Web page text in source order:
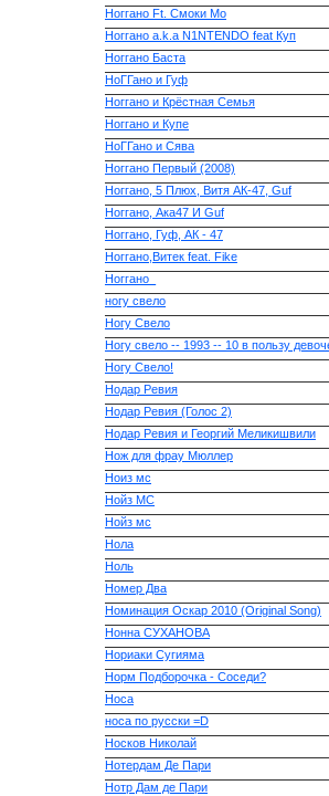
Ноггано Ft. Смоки Мо
Ноггано а.k.a N1NTENDO feat Куп
Ноггано Баста
НоГГано и Гуф
Ноггано и Крёстная Семья
Ноггано и Купе
НоГГано и Сява
Ноггано Первый (2008)
Ноггано, 5 Плюх, Витя АК-47, Guf
Ноггано, Ака47 И Guf
Ноггано, Гуф, АК - 47
Ноггано,Витек feat. Fike
Ноггано_
ногу свело
Ногу Свело
Ногу свело -- 1993 -- 10 в пользу
Ногу Свело!
Нодар Ревия
Нодар Ревия (Голос 2)
Нодар Ревия и Георгий Меликишвили
Нож для фрау Мюллер
Ноиз мс
Нойз МС
Нойз мс
Нола
Ноль
Номер Два
Номинация Оскар 2010 (Original Song)
Нонна СУХАНОВА
Нориаки Сугияма
Норм Подборочка - Соседи?
Носа
носа по русски =D
Носков Николай
Нотердам Де Пари
Нотр Дам де Пари